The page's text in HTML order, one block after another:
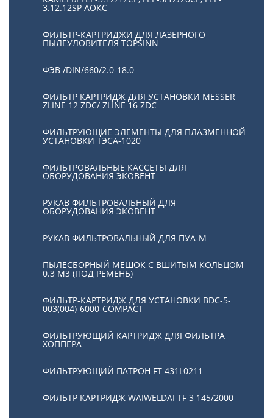
3.12.12SP АОКС
ФИЛЬТР-КАРТРИДЖИ ДЛЯ ЛАЗЕРНОГО
ПЫЛЕУЛОВИТЕЛЯ TOPSINN
ФЭВ /DIN/660/2.0-18.0
ФИЛЬТР КАРТРИДЖ ДЛЯ УСТАНОВКИ MESSER
ZLINE 12 ZDC/ ZLINE 16 ZDC
ФИЛЬТРУЮЩИЕ ЭЛЕМЕНТЫ ДЛЯ ПЛАЗМЕННОЙ
УСТАНОВКИ ТЭСА-1020
ФИЛЬТРОВАЛЬНЫЕ КАССЕТЫ ДЛЯ
ОБОРУДОВАНИЯ ЭКОВЕНТ
РУКАВ ФИЛЬТРОВАЛЬНЫЙ ДЛЯ
ОБОРУДОВАНИЯ ЭКОВЕНТ
РУКАВ ФИЛЬТРОВАЛЬНЫЙ ДЛЯ ПУА-М
ПЫЛЕСБОРНЫЙ МЕШОК С ВШИТЫМ КОЛЬЦОМ
0.3 М3 (ПОД РЕМЕНЬ)
ФИЛЬТР-КАРТРИДЖ ДЛЯ УСТАНОВКИ BDC-5-
003(004)-6000-COMPACT
ФИЛЬТРУЮЩИЙ КАРТРИДЖ ДЛЯ ФИЛЬТРА
ХОППЕРА
ФИЛЬТРУЮЩИЙ ПАТРОН FT 431L0211
ФИЛЬТР КАРТРИДЖ WAIWELDAI TF 3 145/2000